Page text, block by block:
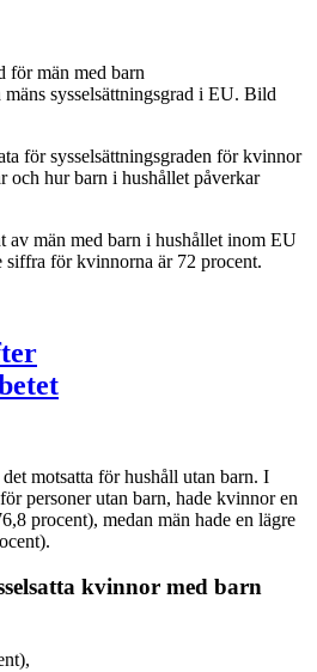
sysselsättningsgrad i EU. Bild
för sysselsättningsgraden för kvinnor
och hur barn i hushållet påverkar
av män med barn i hushållet inom EU
siffra för kvinnorna är 72 procent.
motsatta för hushåll utan barn. I
personer utan barn, hade kvinnor en
procent), medan män hade en lägre
kvinnor med barn